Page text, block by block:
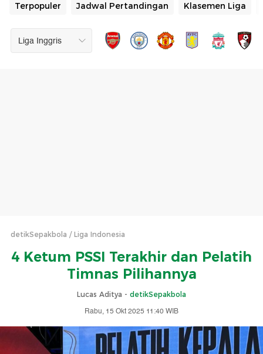
Terpopuler Jadwal Pertandingan Klasemen Liga
detikSepakbola Liga Indonesia
4 Ketum PSSI Terakhir dan Pelatih
Timnas Pilihannya
Lucas Aditya - detikSepakbola
Rabu, 15 Okt 2025 11:40 WIB